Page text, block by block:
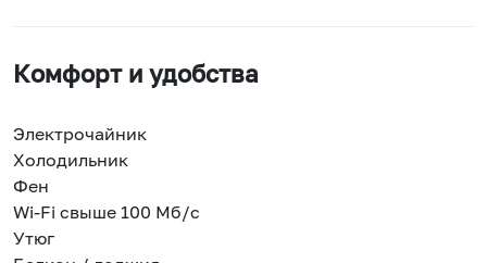
Комфорт и удобства
Электрочайник
Холодильник
Фен
Wi-Fi свыше 100 Мб/с
Утюг